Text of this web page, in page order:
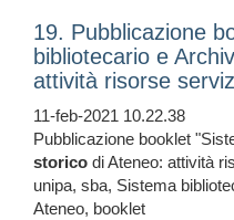
19. Pubblicazione
bibliotecario e
attività risorse
11-feb-2021 10.22.38
Pubblicazione booklet
storico di Ateneo: attività
unipa, sba, Sistema
Ateneo, booklet